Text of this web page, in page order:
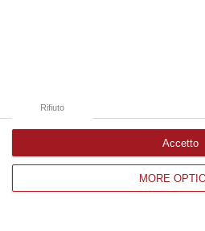
MORE
Rifiuto
Accetto
Corriere delle Calabria è una testata